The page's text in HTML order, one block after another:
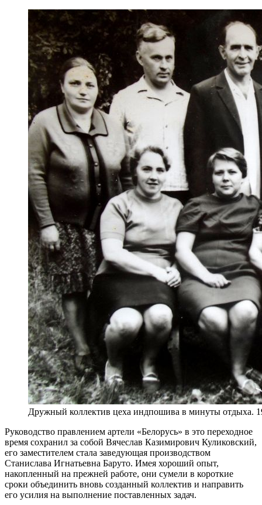
Дружный коллектив цеха индпошива в минуты отдыха.
Руководство правлением артели «Белорусь» в это переходное
время сохранил за собой Вячеслав Казимирович Куликовский,
его заместителем стала заведующая производством
Станислава Игнатьевна Баруто. Имея хороший опыт,
накопленный на прежней работе, они сумели в короткие
сроки объединить вновь созданный коллектив и направить
его усилия на выполнение поставленных задач.